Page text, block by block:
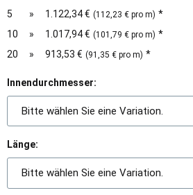
5
» 1.122,34 € (112,23 € pro m) *
10
» 1.017,94 € (101,79 € pro m) *
20
» 913,53 € (91,35 € pro m) *
Innendurchmesser:
Bitte wählen Sie eine Variation.
Länge:
Bitte wählen Sie eine Variation.